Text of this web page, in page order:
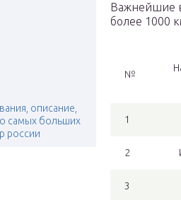
описание,
самых больших
россии
Важнейшие
более 1000
№
1
2
3